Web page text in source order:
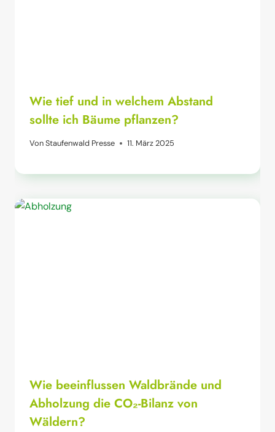
Wie tief und in welchem Abstand
sollte ich Bäume pflanzen?
VonStaufenwald Presse 11. März 2025
Wie beeinflussen Waldbrände und
Abholzung die CO₂-Bilanz von
Wäldern?